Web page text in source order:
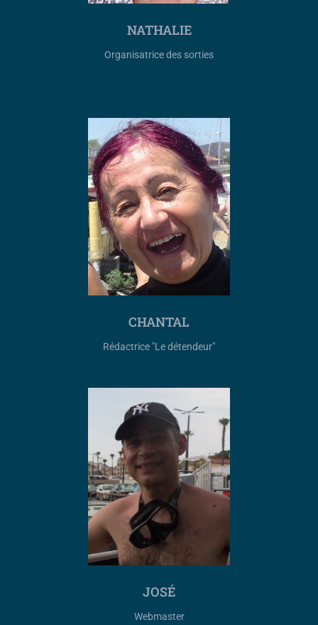
NATHALIE
Organisatrice des sorties
CHANTAL
Rédactrice "Le détendeur"
JOSÉ
Webmaster